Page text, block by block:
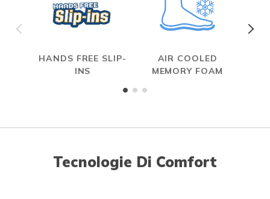
HANDS FREE SLIP-
INS
AIR COOLED
MEMORY FOAM
Tecnologie Di Comfort